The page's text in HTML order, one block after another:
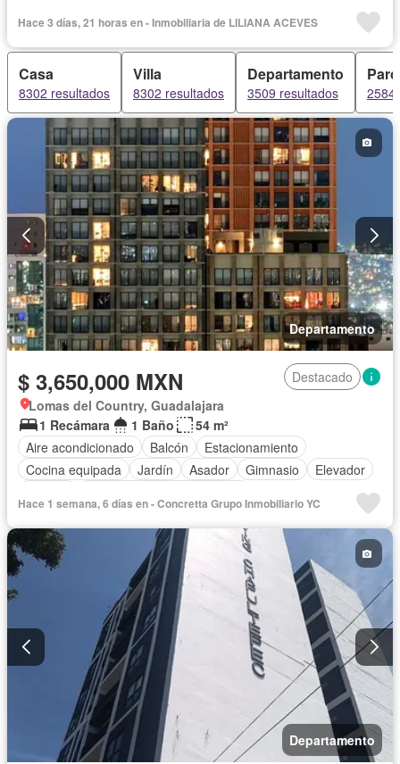
Hace 3 días, 21 horas en - Inmobiliaria de LILIANA ACEVES
Casa
8302 resultados
Villa
8302 resultados
Departamento
3509 resultados 2584
Departamento
$ 3,650,000 MXN
Destacado
Lomas del Country, Guadalajara
1 Recámara
1 Baño
54 m²
Aire acondicionado
Balcón
Estacionamiento
Cocina equipada
Jardín Asador Gimnasio
Elevador
Hace 1 semana, 6 días en - Concretta Grupo Inmobiliario YC
Departamento